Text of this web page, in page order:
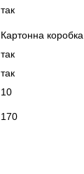
так
Картонна коробка
так
так
10
170